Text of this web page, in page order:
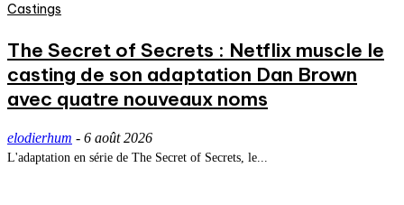
Castings
The Secret of Secrets : Netflix muscle le
casting de son adaptation Dan Brown
avec quatre nouveaux noms
elodierhum - 6 août 2026
L'adaptation en série de The Secret of Secrets, le...